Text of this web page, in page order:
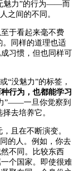
魅力”的行为——而
之间的不同。
于看起来毫不费
。同样的道理也适
习惯，但也同样可
“没魅力”的标签，
行为，也都能学习
”——一旦你觉察到
去培养它。
且在不断演变。
的人。例如，你去
不同。比较东西
个国家。即使很难